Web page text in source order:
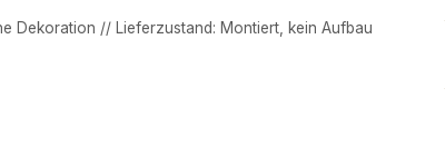
Dekoration // Lieferzustand: Montiert, kein Aufbau